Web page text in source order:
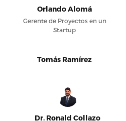
Orlando Alomá
Gerente de Proyectos en un
Startup
Tomás Ramírez
Dr. Ronald Collazo